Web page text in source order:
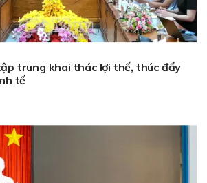
trung khai thác lợi thế, thúc đẩy
tế